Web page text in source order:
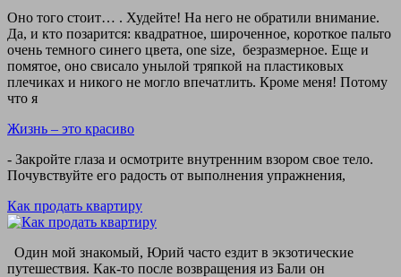
Оно того стоит… . Худейте! На него не обратили внимание.
Да, и кто позарится: квадратное, широченное, короткое пальто
очень темного синего цвета, one size, безразмерное. Еще и
помятое, оно свисало унылой тряпкой на пластиковых
плечиках и никого не могло впечатлить. Кроме меня! Потому
что я
Жизнь – это красиво
- Закройте глаза и осмотрите внутренним взором свое тело.
Почувствуйте его радость от выполнения упражнения,
Как продать квартиру
Один мой знакомый, Юрий часто ездит в экзотические
путешествия. Как-то после возвращения из Бали он